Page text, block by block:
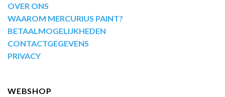
OVER ONS
WAAROM MERCURIUS PAINT?
BETAALMOGELIJKHEDEN
CONTACTGEGEVENS
PRIVACY
WEBSHOP